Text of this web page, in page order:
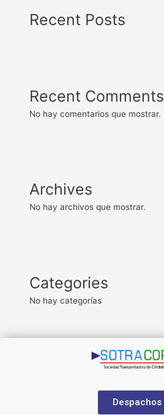
Recent Posts
Recent Comments
No hay comentarios que mostrar.
Archives
No hay archivos que mostrar.
Categories
No hay categorías
Despachos